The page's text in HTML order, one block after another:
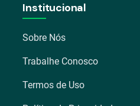
Institucional
Sobre Nós
Trabalhe Conosco
Termos de Uso